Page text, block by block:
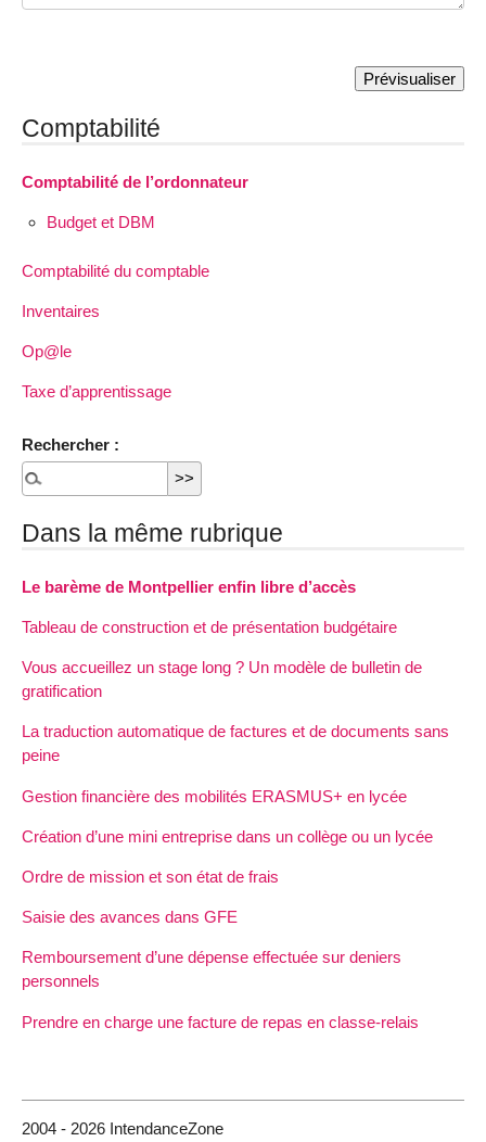
Comptabilité
Comptabilité de l’ordonnateur
Budget et DBM
Comptabilité du comptable
Inventaires
Op@le
Taxe d’apprentissage
Rechercher :
Dans la même rubrique
Le barème de Montpellier enfin libre d’accès
Tableau de construction et de présentation budgétaire
Vous accueillez un stage long ? Un modèle de bulletin de
gratification
La traduction automatique de factures et de documents sans
peine
Gestion financière des mobilités ERASMUS+ en lycée
Création d’une mini entreprise dans un collège ou un lycée
Ordre de mission et son état de frais
Saisie des avances dans GFE
Remboursement d’une dépense effectuée sur deniers
personnels
Prendre en charge une facture de repas en classe-relais
2004 - 2026 IntendanceZone